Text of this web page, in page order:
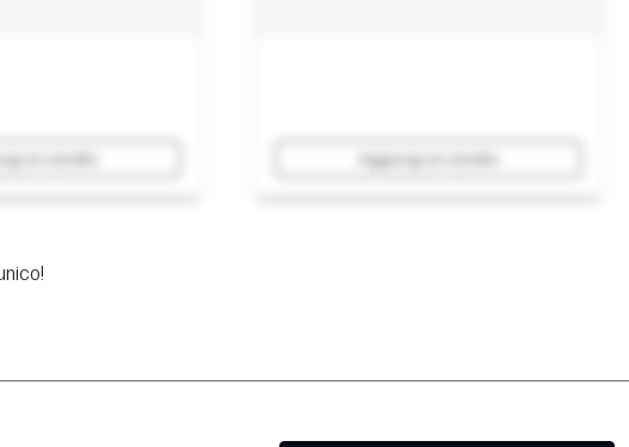
al carrello Aggiungi al carrello